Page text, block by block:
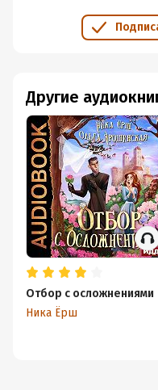
Другие
Отбор с осложнениями
Ника Ёрш